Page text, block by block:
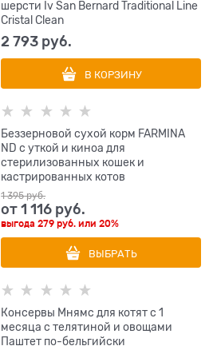
шерсти Iv San Bernard Traditional Line
Cristal Clean
2 793 руб.
В КОРЗИНУ
Беззерновой cухой корм FARMINA
ND с уткой и киноа для
стерилизованных кошек и
кастрированных котов
1 395 руб.
от1 116 руб.
выгода279 руб. или20%
ВЫБРАТЬ
Консервы Мнямс для котят с 1
месяца с телятиной и овощами
Паштет по-бельгийски